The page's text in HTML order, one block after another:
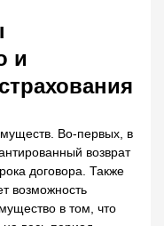
и
Во-первых, в
возврат
договора. Также
возможность
в том, что